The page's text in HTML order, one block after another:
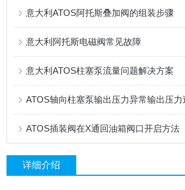
意大利ATOS阿托斯叠加阀的组装步骤
意大利阿托斯电磁阀常见故障
意大利ATOS柱塞泵流量问题解决方案
ATOS轴向柱塞泵输出压力异常输出压力
ATOS插装阀在X通回油箱阀口开启方法
详细介绍